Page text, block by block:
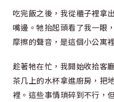
吃完飯之後，我從櫃子裡拿
嘴邊。牠抬起頭看了我一眼
摩擦的聲音，是這個小公寓
趁著牠在忙，我開始收拾客
茶几上的水杯拿進廚房，把
裡。這些事情瑣碎到不行，